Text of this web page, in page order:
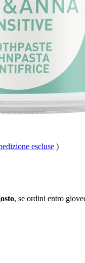
escluse )
, se ordini entro